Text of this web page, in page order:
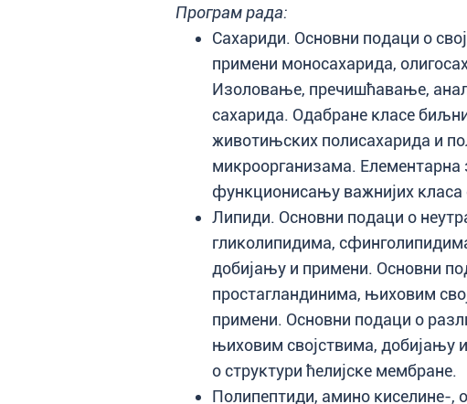
Програм рада:
Сахариди. Основни подаци о
примени моносахарида,
Изоловање, пречишћавање,
сахарида. Одабране класе
животињских полисахарида и
микроорганизама.
функционисању важнијих класа
Липиди. Основни подаци о
гликолипидима,
добијању и примени. Основни
простагландинима, њиховим
примени. Основни подаци о
њиховим својствима, добијању
о структури ћелијске мембране.
Полипептиди, амино киселине-,